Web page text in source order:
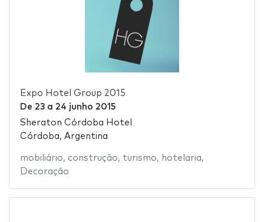
Expo Hotel Group 2015
De 23a 24 junho 2015
Sheraton Córdoba Hotel
Córdoba, Argentina
mobiliário, construção, turismo, hotelaria,
Decoração